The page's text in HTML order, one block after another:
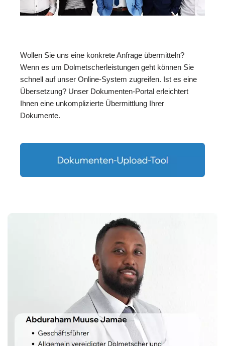
Wollen Sie uns eine konkrete Anfrage übermitteln?
Wenn es um Dolmetscherleistungen geht können Sie
schnell auf unser Online-System zugreifen. Ist es eine
Übersetzung? Unser Dokumenten-Portal erleichtert
Ihnen eine unkomplizierte Übermittlung Ihrer
Dokumente.